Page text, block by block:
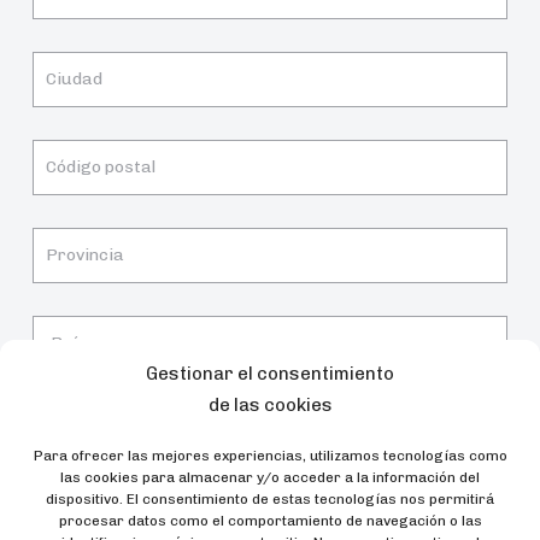
Gestionar el consentimiento
de las cookies
Para ofrecer las mejores experiencias, utilizamos tecnologías como
las cookies para almacenar y/o acceder a la información del
dispositivo. El consentimiento de estas tecnologías nos permitirá
procesar datos como el comportamiento de navegación o las